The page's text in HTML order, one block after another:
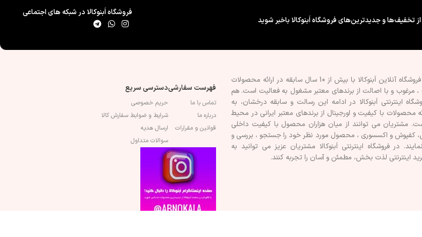
از تخفیف‌ها و جدیدترین‌های فروشگاه اَبنوکالا باخبر شوید
فروشگاه اَبنوکالا در شبکه های اجتماعی
مجموعه فروشگاه آنلاین اَبنوکالا با بیش از 10 سال سابقه در ارائه محصولات
، مرغوب و با اصالت از برندهای معتبر مشغول به فعاليت است. هم
اینترنتی اَبنوکالا در ادامه اين رسالت و سابقه درخشان، به
محصولات با کيفيت و اورجينال از برندهای معتبر ايرانی در محيط
مشتريان می توانند از ميان هزاران محصول با کيفيت داخلی
کفپوش و اکسسوری ، محصول مورد نظر خود را جستجو ، بررسی و
در فروشگاه اینترنتی اَبنوکالا مشتريان عزیز می توانيد به
اینترنتی لذت بخش، مطمئن و آسان را تجربه کنند.
فهرست سفارشی
تماس با ما
درباره ما
قوانین و مقرارات
دسترسی سریع
حریم خصوصی
شرایط و ضوابط سفارش کالا
ارسال هدیه
سوالات متداول